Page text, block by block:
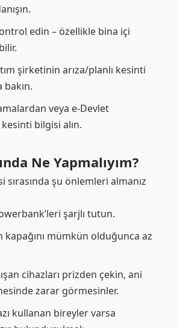
edin – özellikle bina içi
şirketinin arıza/planlı kesinti
bakın.
veya e-Devlet
bilgisi alın.
Ne Yapmalıyım?
sırasında şu önlemleri almanız
şarjlı tutun.
kapağını mümkün olduğunca az
cihazları prizden çekin, ani
zarar görmesinler.
kullanan bireyler varsa